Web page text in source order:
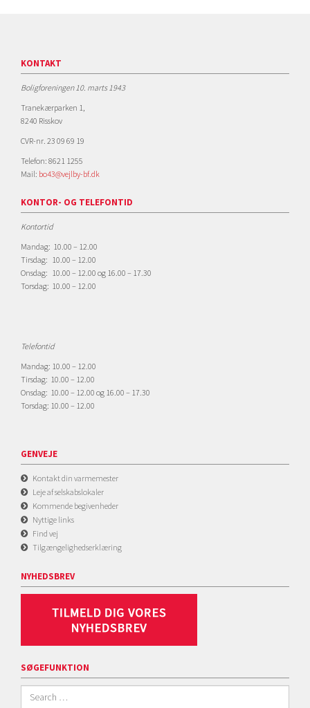
KONTAKT
Boligforeningen 10. marts 1943
Tranekærparken 1,
8240 Risskov
CVR-nr. 23 09 69 19
Telefon: 8621 1255
Mail: bo43@vejlby-bf.dk
KONTOR- OG TELEFONTID
Kontortid
Mandag: 10.00 – 12.00
Tirsdag: 10.00 – 12.00
Onsdag: 10.00 – 12.00 og 16.00 – 17.30
Torsdag: 10.00 – 12.00
Telefontid
Mandag: 10.00 – 12.00
Tirsdag: 10.00 – 12.00
Onsdag: 10.00 – 12.00 og 16.00 – 17.30
Torsdag: 10.00 – 12.00
GENVEJE
Kontakt din varmemester
Leje af selskabslokaler
Kommende begivenheder
Nyttige links
Find vej
Tilgængelighedserklæring
NYHEDSBREV
SØGEFUNKTION